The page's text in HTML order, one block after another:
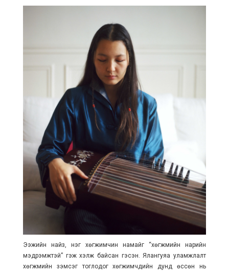
Ээжийн найз, нэг хөгжимчин намайг “хөгжмийн нарийн
мэдрэмжтэй” гэж хэлж байсан гэсэн. Ялангуяа уламжлалт
хөгжмийн зэмсэг тоглодог хөгжимчдийн дунд өссөн нь